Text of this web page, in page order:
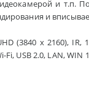
и т.п.
и
(3840 х 2160), IR,
Fi, USB 2.0, LAN,